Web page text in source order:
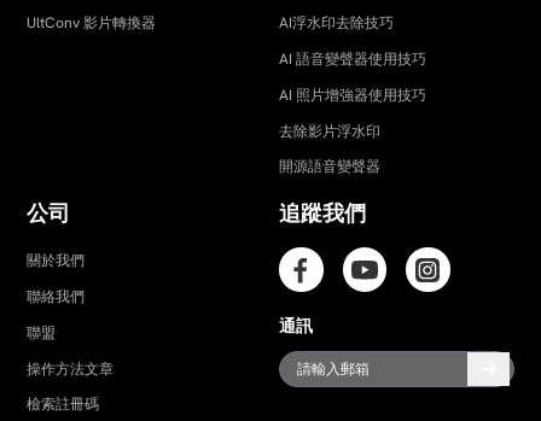
UltConv 影片轉換器
AI浮水印去除技巧
AI 語音變聲器使用技巧
AI 照片增強器使用技巧
去除影片浮水印
開源語音變聲器
公司
關於我們
聯絡我們
聯盟
操作方法文章
檢索註冊碼
追蹤我們
通訊